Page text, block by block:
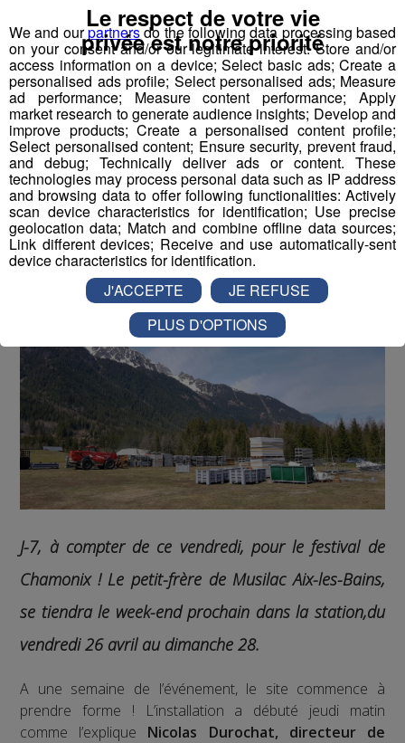
Chamonix : le compte à rebours
est lancé pour Musilac Mont-
Blanc
Publié par La Rédaction Radio Mont Blanc-19 avril 2019 à
10h46-Mis à jour le 19 avril 2019 à 11h23
J-7, à compter de ce vendredi, pour le festival de
Chamonix ! Le petit-frère de Musilac Aix-les-Bains,
se tiendra le week-end prochain dans la station,du
vendredi 26 avril au dimanche 28.
A une semaine de l’événement, le site commence à
prendre forme ! L’installation a débuté jeudi matin
comme l’explique Nicolas Durochat, directeur de
We and ourpartnersdo the following data processing based
on your consent and/or our legitimate interest: Store and/or
access information on a device; Select basic ads; Create a
personalised ads profile; Select personalised ads; Measure
ad performance; Measure content performance; Apply
market research to generate audience insights; Develop and
improve products; Create a personalised content profile;
Select personalised content; Ensure security, prevent fraud,
and debug; Technically deliver ads or content. These
technologies may process personal data such as IP address
and browsing data to offer following functionalities: Actively
scan device characteristics for identification; Use precise
geolocation data; Match and combine offline data sources;
Link different devices; Receive and use automatically-sent
device characteristics for identification.
Le respect de votre vie
privée est notre priorité
J'ACCEPTE
JE REFUSE
PLUS D'OPTIONS